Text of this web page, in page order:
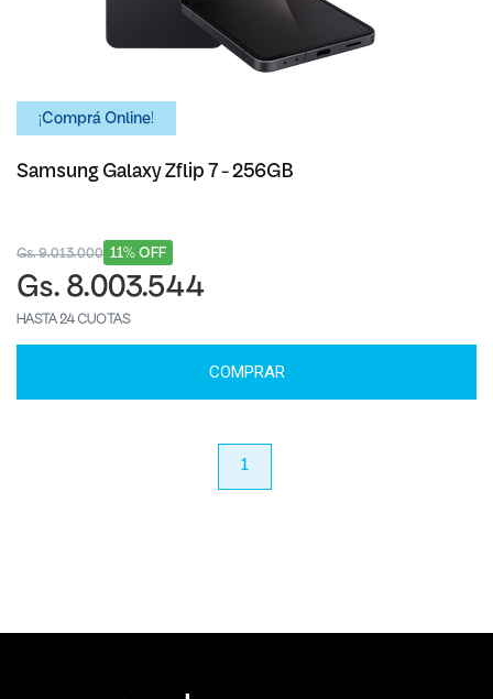
¡Comprá Online!
Samsung Galaxy Zflip 7 - 256GB
11% OFF
Gs. 9.013.000
Gs. 8.003.544
HASTA 24 CUOTAS
COMPRAR
1